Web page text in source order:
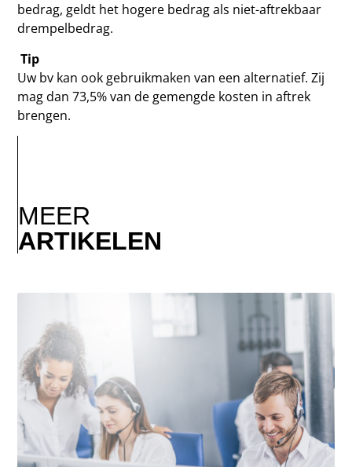
bedrag, geldt het hogere bedrag als niet-aftrekbaar
drempelbedrag.
Tip
Uw bv kan ook gebruikmaken van een alternatief. Zij
mag dan 73,5% van de gemengde kosten in aftrek
brengen.
MEER
ARTIKELEN